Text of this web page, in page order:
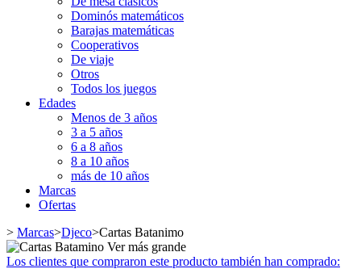
Dominós matemáticos
Barajas matemáticas
Cooperativos
De viaje
Otros
Todos los juegos
Edades
Menos de 3 años
3 a 5 años
6 a 8 años
8 a 10 años
más de 10 años
Marcas
Ofertas
> Marcas>Djeco>Cartas Batanimo
Ver más grande
Los clientes que compraron este producto también han comprado: